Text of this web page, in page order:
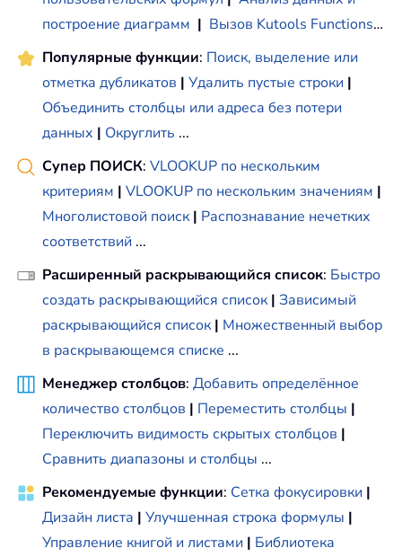
построение диаграмм | Вызов Kutools Functions…
Популярные функции: Поиск, выделение или
отметка дубликатов | Удалить пустые строки |
Объединить столбцы или адреса без потери
данных | Округлить ...
Супер ПОИСК: VLOOKUP по нескольким
критериям | VLOOKUP по нескольким значениям |
Многолистовой поиск | Распознавание нечетких
соответствий ...
Расширенный раскрывающийся список: Быстро
создать раскрывающийся список | Зависимый
раскрывающийся список | Множественный выбор
в раскрывающемся списке ...
Менеджер столбцов: Добавить определённое
количество столбцов | Переместить столбцы |
Переключить видимость скрытых столбцов |
Сравнить диапазоны и столбцы ...
Рекомендуемые функции: Сетка фокусировки |
Дизайн листа | Улучшенная строка формулы |
Управление книгой и листами | Библиотека